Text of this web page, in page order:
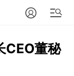
CEO董秘